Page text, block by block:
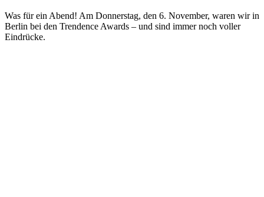
Was für ein Abend! Am Donnerstag, den 6. November, waren wir in
Berlin bei den Trendence Awards – und sind immer noch voller
Eindrücke.